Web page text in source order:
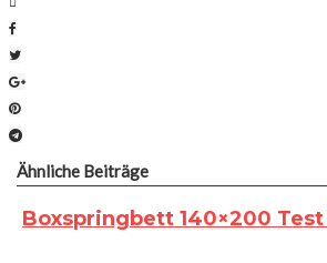
Twitter
Google+
Pinterest
Telegram
Ähnliche Beiträge
Boxspringbett 140×200